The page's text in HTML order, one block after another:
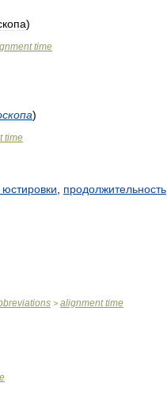
)
time
)
time
юстировки
продолжительность
> alignment time